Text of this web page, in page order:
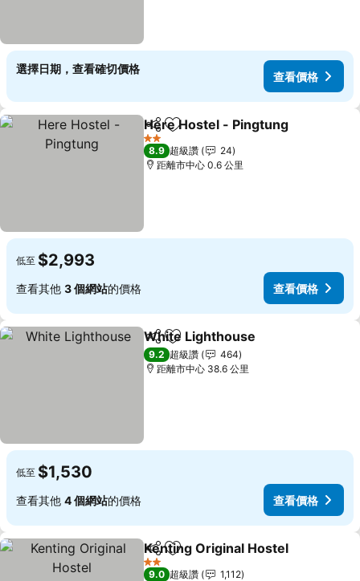
選擇日期，查看確切價格
查看價格
分享 加入我的最愛
Here Hostel - Pingtung
2 星級
8.9 超級讚
24
距離市中心 0.6 公里
低至 $2,993
查看其他 3 個網站的價格 查看價格
分享 加入我的最愛
White Lighthouse
9.2 超級讚
464
距離市中心 38.6 公里
低至 $1,530
查看其他 4 個網站的價格 查看價格
分享 加入我的最愛
Kenting Original Hostel
2 星級
9.0 超級讚
1,112